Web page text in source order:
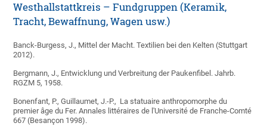
Westhallstattkreis – Fundgruppen (Keramik,
Tracht, Bewaffnung, Wagen usw.)
Banck-Burgess, J., Mittel der Macht. Textilien bei den Kelten (Stuttgart
2012).
Bergmann, J., Entwicklung und Verbreitung der Paukenfibel. Jahrb.
RGZM 5, 1958.
Bonenfant, P., Guillaumet, J.-P., La statuaire anthropomorphe du
premier âge du Fer. Annales littéraires de l'Université de Franche-Comté
667 (Besançon 1998).